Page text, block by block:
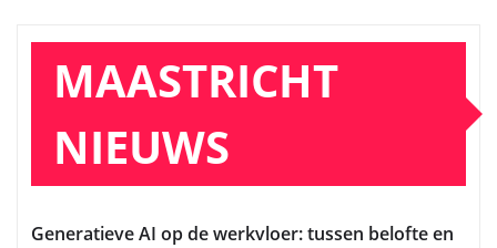
MAASTRICHT
NIEUWS
Generatieve AI op de werkvloer: tussen belofte en